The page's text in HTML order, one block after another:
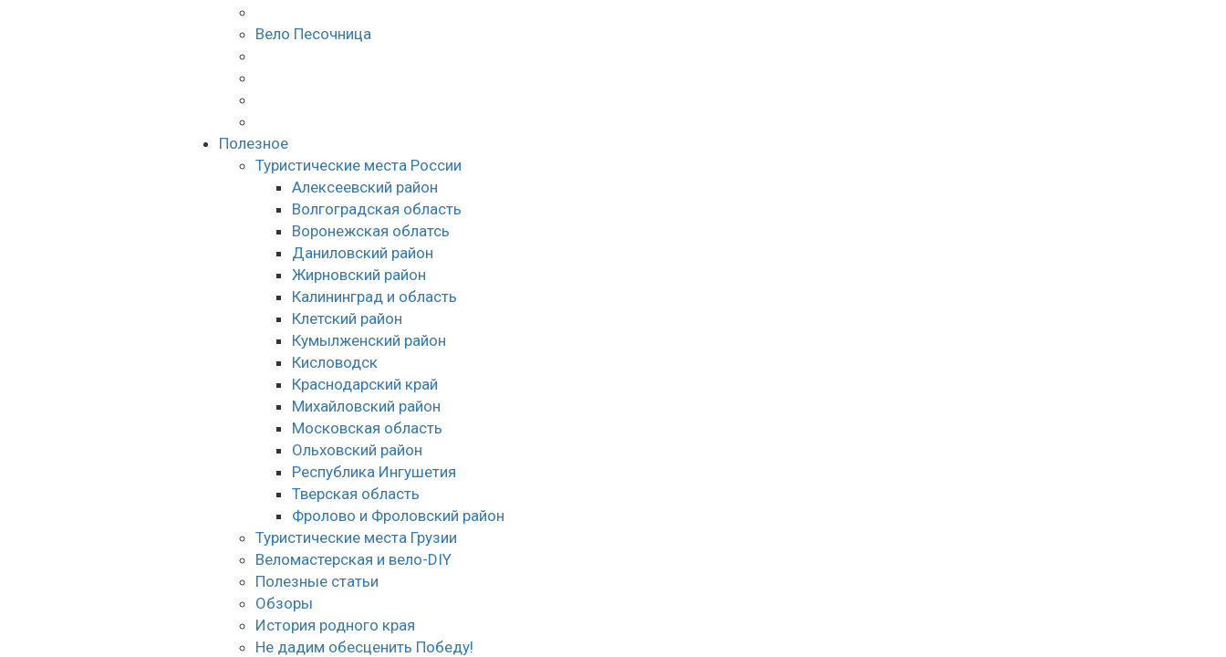
Вело Песочница
Полезное
Туристические места России
Алексеевский район
Волгоградская облаcть
Воронежская облатсь
Даниловский район
Жирновский район
Калининград и область
Клетский район
Кумылженский район
Кисловодск
Краснодарский край
Михайловский район
Московская область
Ольховский район
Республика Ингушетия
Тверская область
Фролово и Фроловский район
Туристические места Грузии
Веломастерская и вело-DIY
Полезные статьи
Обзоры
История родного края
Не дадим обесценить Победу!